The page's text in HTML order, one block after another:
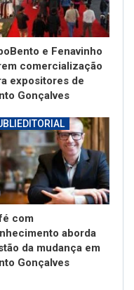
e Fenavinho
comercialização
expositores de
Gonçalves
com
aborda
da mudança em
Gonçalves